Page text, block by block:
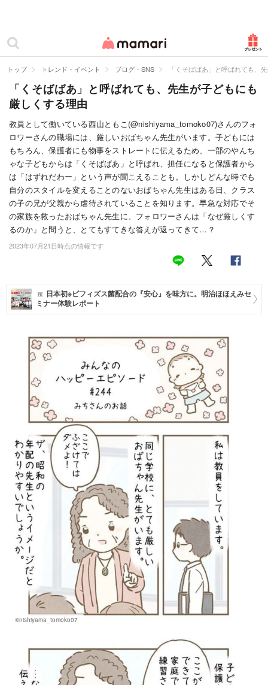
ママリ
カテゴリー一覧
妊娠
出産
赤ちゃん・育児
子育て・家族
病院
美容・ファッション
マネー
トレンド・イベント
トップ トレンド・イベント ブログ・SNS 「くそばばあ」と呼ばれても、
「くそばばあ」と呼ばれても、先生が子どもにも
厳しくする理由
教員として働いている西山ともこ(@nishiyama_tomoko07)さんのフォ
ロワーさんの職場には、厳しいおばちゃん先生がいます。子どもには
もちろん、保護者にも物事をストレートに伝えるため、一部のやんち
ゃな子どもからは「くそばばあ」と呼ばれ、担任になると保護者から
は「はずれだわー」という声が聞こえることも。しかしどんな時でも
自分のスタイルを変えることのないおばちゃん先生はある日、クラス
の子の兄が父親から虐待されていることを知ります。早急な対応でそ
の家族を救ったおばちゃん先生に、フォロワーさんは「なぜ厳しくす
るのか」と問うと、とてもすてきな答えが返ってきて…？
2023年07月21日時点の情報です
日本初※ビフィズス菌配合の『安心』を味方に。明治ほほえみセ
ミナー体験レポート
©nishiyama_tomoko07